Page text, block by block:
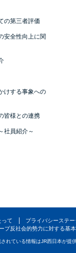
の第三者評価
安全性向上に関
けする事象への
皆様との連携
社員紹介～
って プライバシーステー
プ反社会的勢力に対する基
れている情報はJR西日本が提